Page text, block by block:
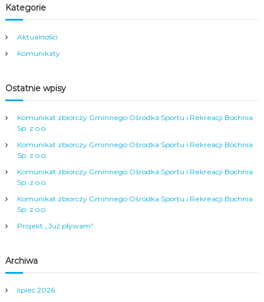
Kategorie
Aktualności
Komunikaty
Ostatnie wpisy
Komunikat zbiorczy Gminnego Ośrodka Sportu i Rekreacji Bochnia
Sp. z o.o.
Komunikat zbiorczy Gminnego Ośrodka Sportu i Rekreacji Bochnia
Sp. z o.o.
Komunikat zbiorczy Gminnego Ośrodka Sportu i Rekreacji Bochnia
Sp. z o.o.
Komunikat zbiorczy Gminnego Ośrodka Sportu i Rekreacji Bochnia
Sp. z o.o.
Projekt „Już pływam”
Archiwa
lipiec 2026